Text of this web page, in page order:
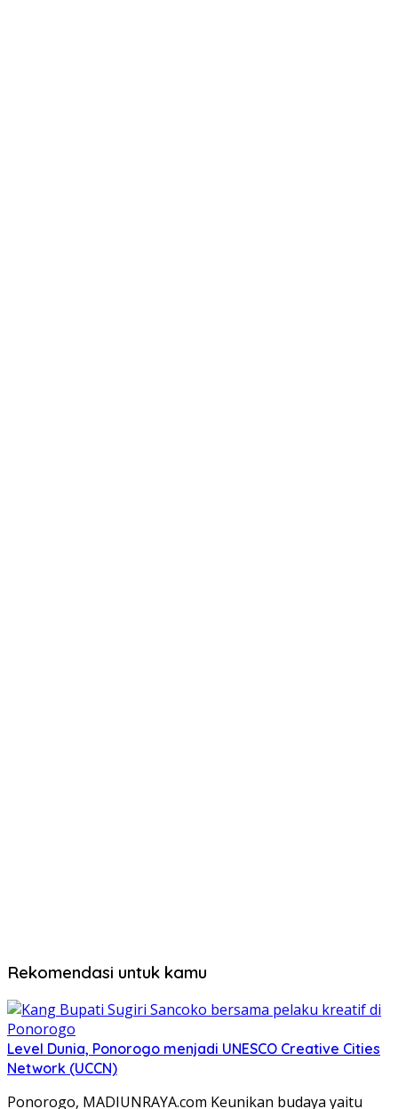
Rekomendasi untuk kamu
Level Dunia, Ponorogo menjadi UNESCO Creative Cities
Network (UCCN)
Ponorogo, MADIUNRAYA.com Keunikan budaya yaitu